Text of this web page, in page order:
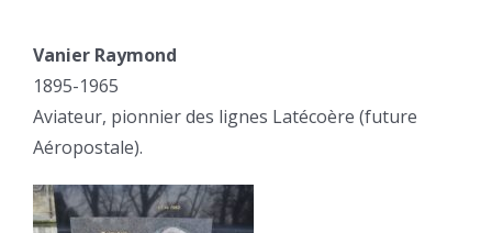
Vanier Raymond
1895-1965
Aviateur, pionnier des lignes Latécoère (future
Aéropostale).